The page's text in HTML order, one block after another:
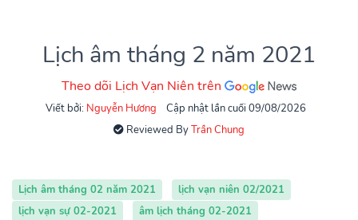
Lịch âm tháng 2 năm 2021
Theo dõi Lịch Vạn Niên trên
Viết bởi: Nguyễn Hương
Cập nhật lần cuối 09/08/2026
Reviewed ByTrần Chung
Lịch âm tháng 02 năm 2021
lịch vạn niên 02/2021
lịch vạn sự 02-2021
âm lịch tháng 02-2021